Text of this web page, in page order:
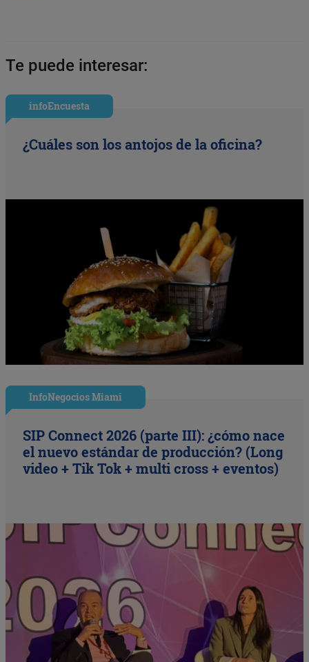
Te puede interesar:
infoEncuesta
¿Cuáles son los antojos de la oficina?
InfoNegocios Miami
SIP Connect 2026 (parte III): ¿cómo nace
el nuevo estándar de producción? (Long
video + Tik Tok + multi cross + eventos)